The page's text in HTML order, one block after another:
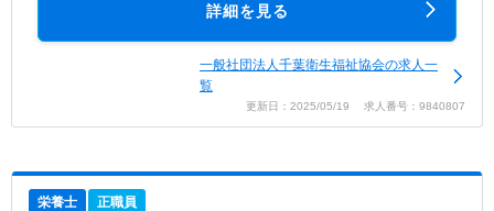
詳細を見る
一般社団法人千葉衛生福祉協会の求人一
覧
更新日：2025/05/19 求人番号：9840807
栄養士 正職員